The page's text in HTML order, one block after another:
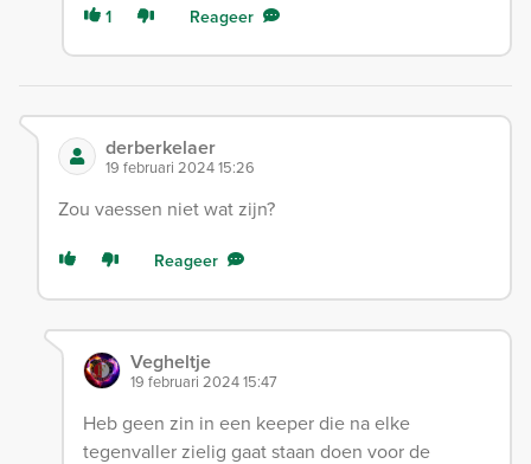
1 Reageer
derberkelaer
19 februari 2024 15:26
Zou vaessen niet wat zijn?
Reageer
Vegheltje
19 februari 2024 15:47
Heb geen zin in een keeper die na elke
tegenvaller zielig gaat staan doen voor de